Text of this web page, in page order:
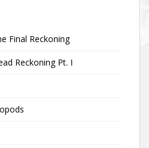
Final Reckoning
Reckoning Pt. I